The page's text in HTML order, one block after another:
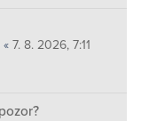
« 7. 8. 2026, 7:11